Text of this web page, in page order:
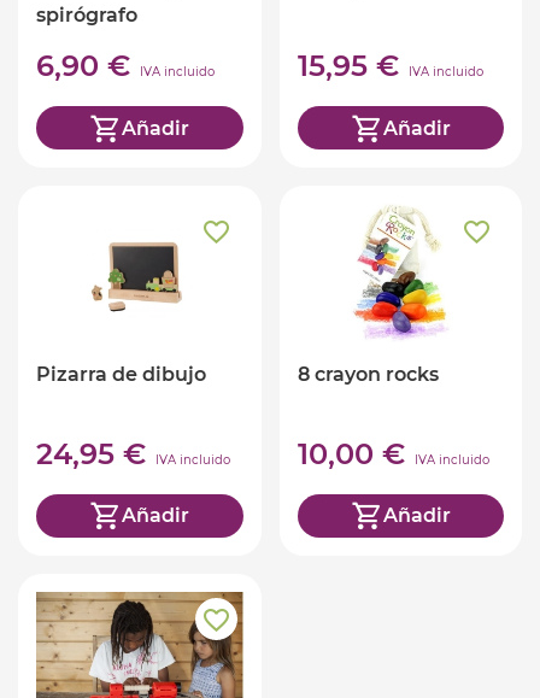
spirógrafo
6,90 € IVA incluido
Añadir
15,95 € IVA incluido
Añadir
Pizarra de dibujo
24,95 € IVA incluido
Añadir
8 crayon rocks
10,00 € IVA incluido
Añadir